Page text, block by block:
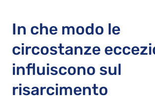
In che modo le
circostanze
influiscono sul
risarcimento